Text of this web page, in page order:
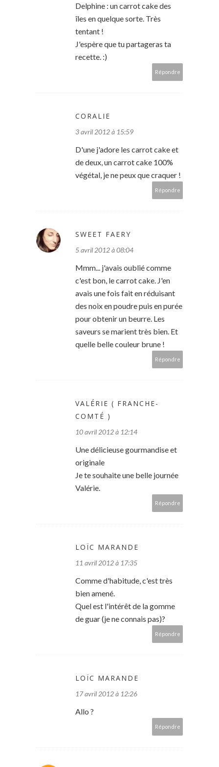
Delphine : un carrot cake des
îles en quelque sorte. Très
tentant !
J'espère que tu partageras ta
recette. :)
Répondre
CORALIE
3 avril 2012 à 15:59
D'une j'adore les carrot cake et
de deux, un carrot cake 100%
végétal, je ne peux que craquer !
Répondre
SWEET FAERY
5 avril 2012 à 08:04
Mmm... j'avais oublié comme
c'est bon, le carrot cake. J'en
avais une fois fait en réduisant
des noix en poudre puis en purée
pour obtenir un beurre. Les
saveurs se marient très bien. Et
quelle belle couleur brune !
Répondre
VALÉRIE ( FRANCHE-
COMTÉ )
10 avril 2012 à 12:14
Une délicieuse gourmandise et
originale
Je te souhaite une belle journée
Valérie.
Répondre
LOÏC MARANDE
11 avril 2012 à 17:35
Comme d'habitude, c'est très
bien amené.
Quel est l'intérêt de la gomme
de guar (je ne connais pas)?
Répondre
LOÏC MARANDE
17 avril 2012 à 12:26
Allo ?
Répondre